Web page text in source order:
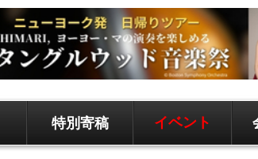
特別寄稿 イベント